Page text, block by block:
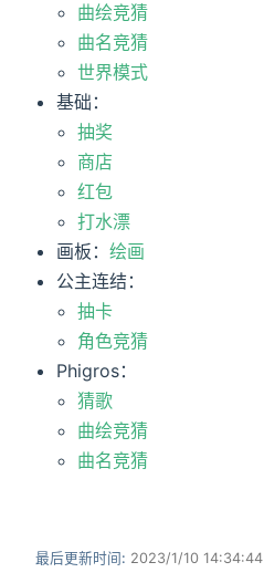
曲绘竞猜
曲名竞猜
世界模式
基础：
抽奖
商店
红包
打水漂
画板：绘画
公主连结：
抽卡
角色竞猜
Phigros：
猜歌
曲绘竞猜
曲名竞猜
最后更新时间: 2023/1/10 14:34:44